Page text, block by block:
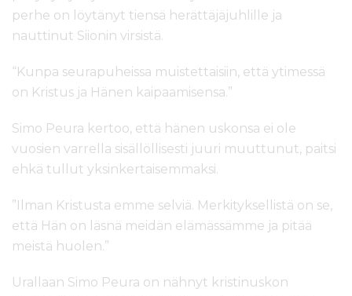
perhe on löytänyt tiensä herättäjäjuhlille ja
nauttinut Siionin virsistä.
“Kunpa seurapuheissa muistettaisiin, että ytimessä
on Kristus ja Hänen kaipaamisensa.”
Simo Peura kertoo, että hänen uskonsa ei ole
vuosien varrella sisällöllisesti juuri muuttunut, paitsi
ehkä tullut yksinkertaisemmaksi.
”Ilman Kristusta emme selviä. Merkityksellistä on se,
että Hän on läsnä meidän elämässämme ja pitää
meistä huolen.”
Urallaan Simo Peura on nähnyt kristinuskon